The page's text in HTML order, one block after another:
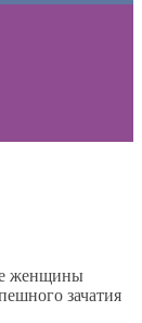
женщины
зачатия